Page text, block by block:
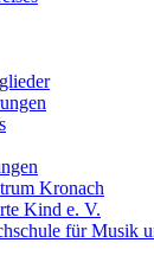
Kronach
Kind e. V.
für Musik